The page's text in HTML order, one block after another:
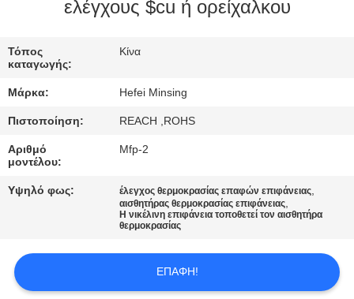
ΈΛΕΓΧΟΣ
ΜΑΣ
ΕΛΆΤΕ
ΕΠΑΦΉ
ΜΕ
ΖΗΤΉΣΤΕ
ΈΝΑ
ελέγχους $cu ή ορείχαλκου
Τόπος
καταγωγής:
Κίνα
Μάρκα: Hefei Minsing
Πιστοποίηση: REACH ,ROHS
Αριθμό
μοντέλου:
Mfp-2
Υψηλό φως: έλεγχος θερμοκρασίας επαφών επιφάνειας,
αισθητήρας θερμοκρασίας επιφάνειας,
Η νικέλινη επιφάνεια τοποθετεί τον αισθητήρα
θερμοκρασίας
ΕΠΑΦΉ!